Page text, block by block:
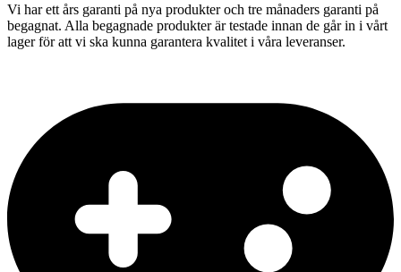
Vi har ett års garanti på nya produkter och tre månaders garanti på
begagnat. Alla begagnade produkter är testade innan de går in i vårt
lager för att vi ska kunna garantera kvalitet i våra leveranser.